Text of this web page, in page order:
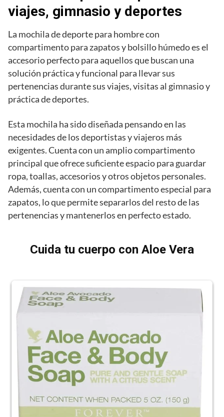
viajes, gimnasio y deportes
La mochila de deporte para hombre con
compartimento para zapatos y bolsillo húmedo es el
accesorio perfecto para aquellos que buscan una
solución práctica y funcional para llevar sus
pertenencias durante sus viajes, visitas al gimnasio y
práctica de deportes.
Esta mochila ha sido diseñada pensando en las
necesidades de los deportistas y viajeros más
exigentes. Cuenta con un amplio compartimento
principal que ofrece suficiente espacio para guardar
ropa, toallas, accesorios y otros objetos personales.
Además, cuenta con un compartimento especial para
zapatos, lo que permite separarlos del resto de las
pertenencias y mantenerlos en perfecto estado.
Cuida tu cuerpo con Aloe Vera